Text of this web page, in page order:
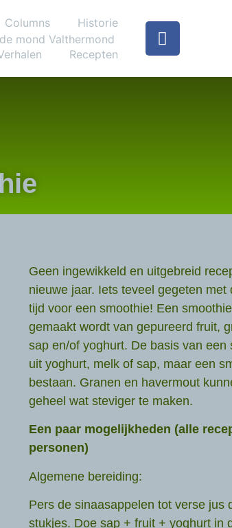
Columns Historie
Recepten
Geen ingewikkeld en uitgebreid
nieuwe jaar. Iets teveel gegeten
tijd voor een smoothie! Een
gemaakt wordt van gepureerd fruit,
sap en/of yoghurt. De basis van
uit yoghurt, melk of sap, maar een
bestaan. Granen en havermout
geheel wat steviger te maken.
Een paar mogelijkheden (alle
personen)
Algemene bereiding:
Pers de sinaasappelen tot verse jus
stukjes. Doe sap + fruit + yoghurt in